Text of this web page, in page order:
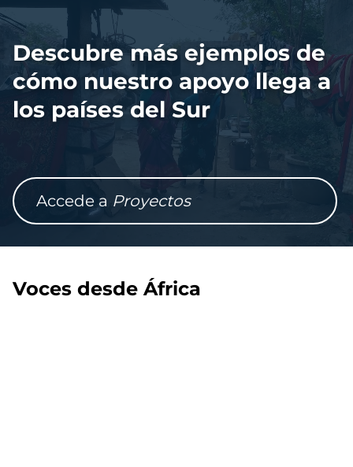
Archivo
de
Descubre más ejemplos de
cómo nuestro apoyo llega a
los países del Sur
Accede a Proyectos
Voces desde África